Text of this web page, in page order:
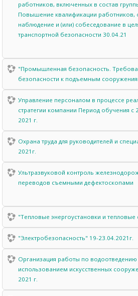
работников, включенных в состав
Повышение квалификации работников,
наблюдение и (или) собеседование в
транспортной безопасности 30.04.21
"Промышленная безопасность.
безопасности к подъемным
Управление персоналом в процессе
стратегии компании Период обучения с
2021 г.
Охрана труда для руководителей и
2021г.
Ультразвуковой контроль
переводов съемными дефектоскопами
"Тепловые энергоустановки и тепловые
"Электробезопасность" 19-23.04.2021г.
Организация работы по водоотведению
использованием искусственных
2021 г.